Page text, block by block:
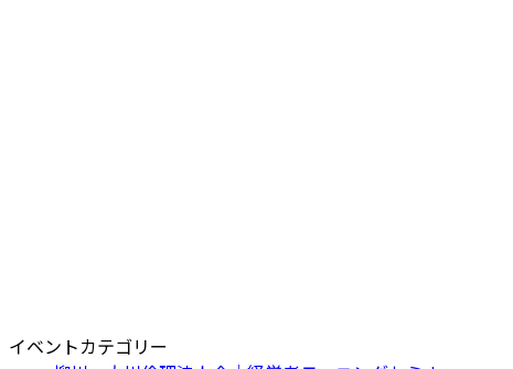
イベントカテゴリー